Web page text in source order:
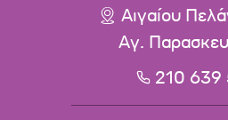
Αιγαίου
Αγ.
210 639